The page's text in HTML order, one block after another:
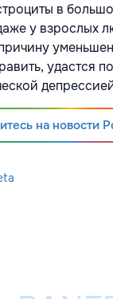
в
у взрослых
удастся
на новости